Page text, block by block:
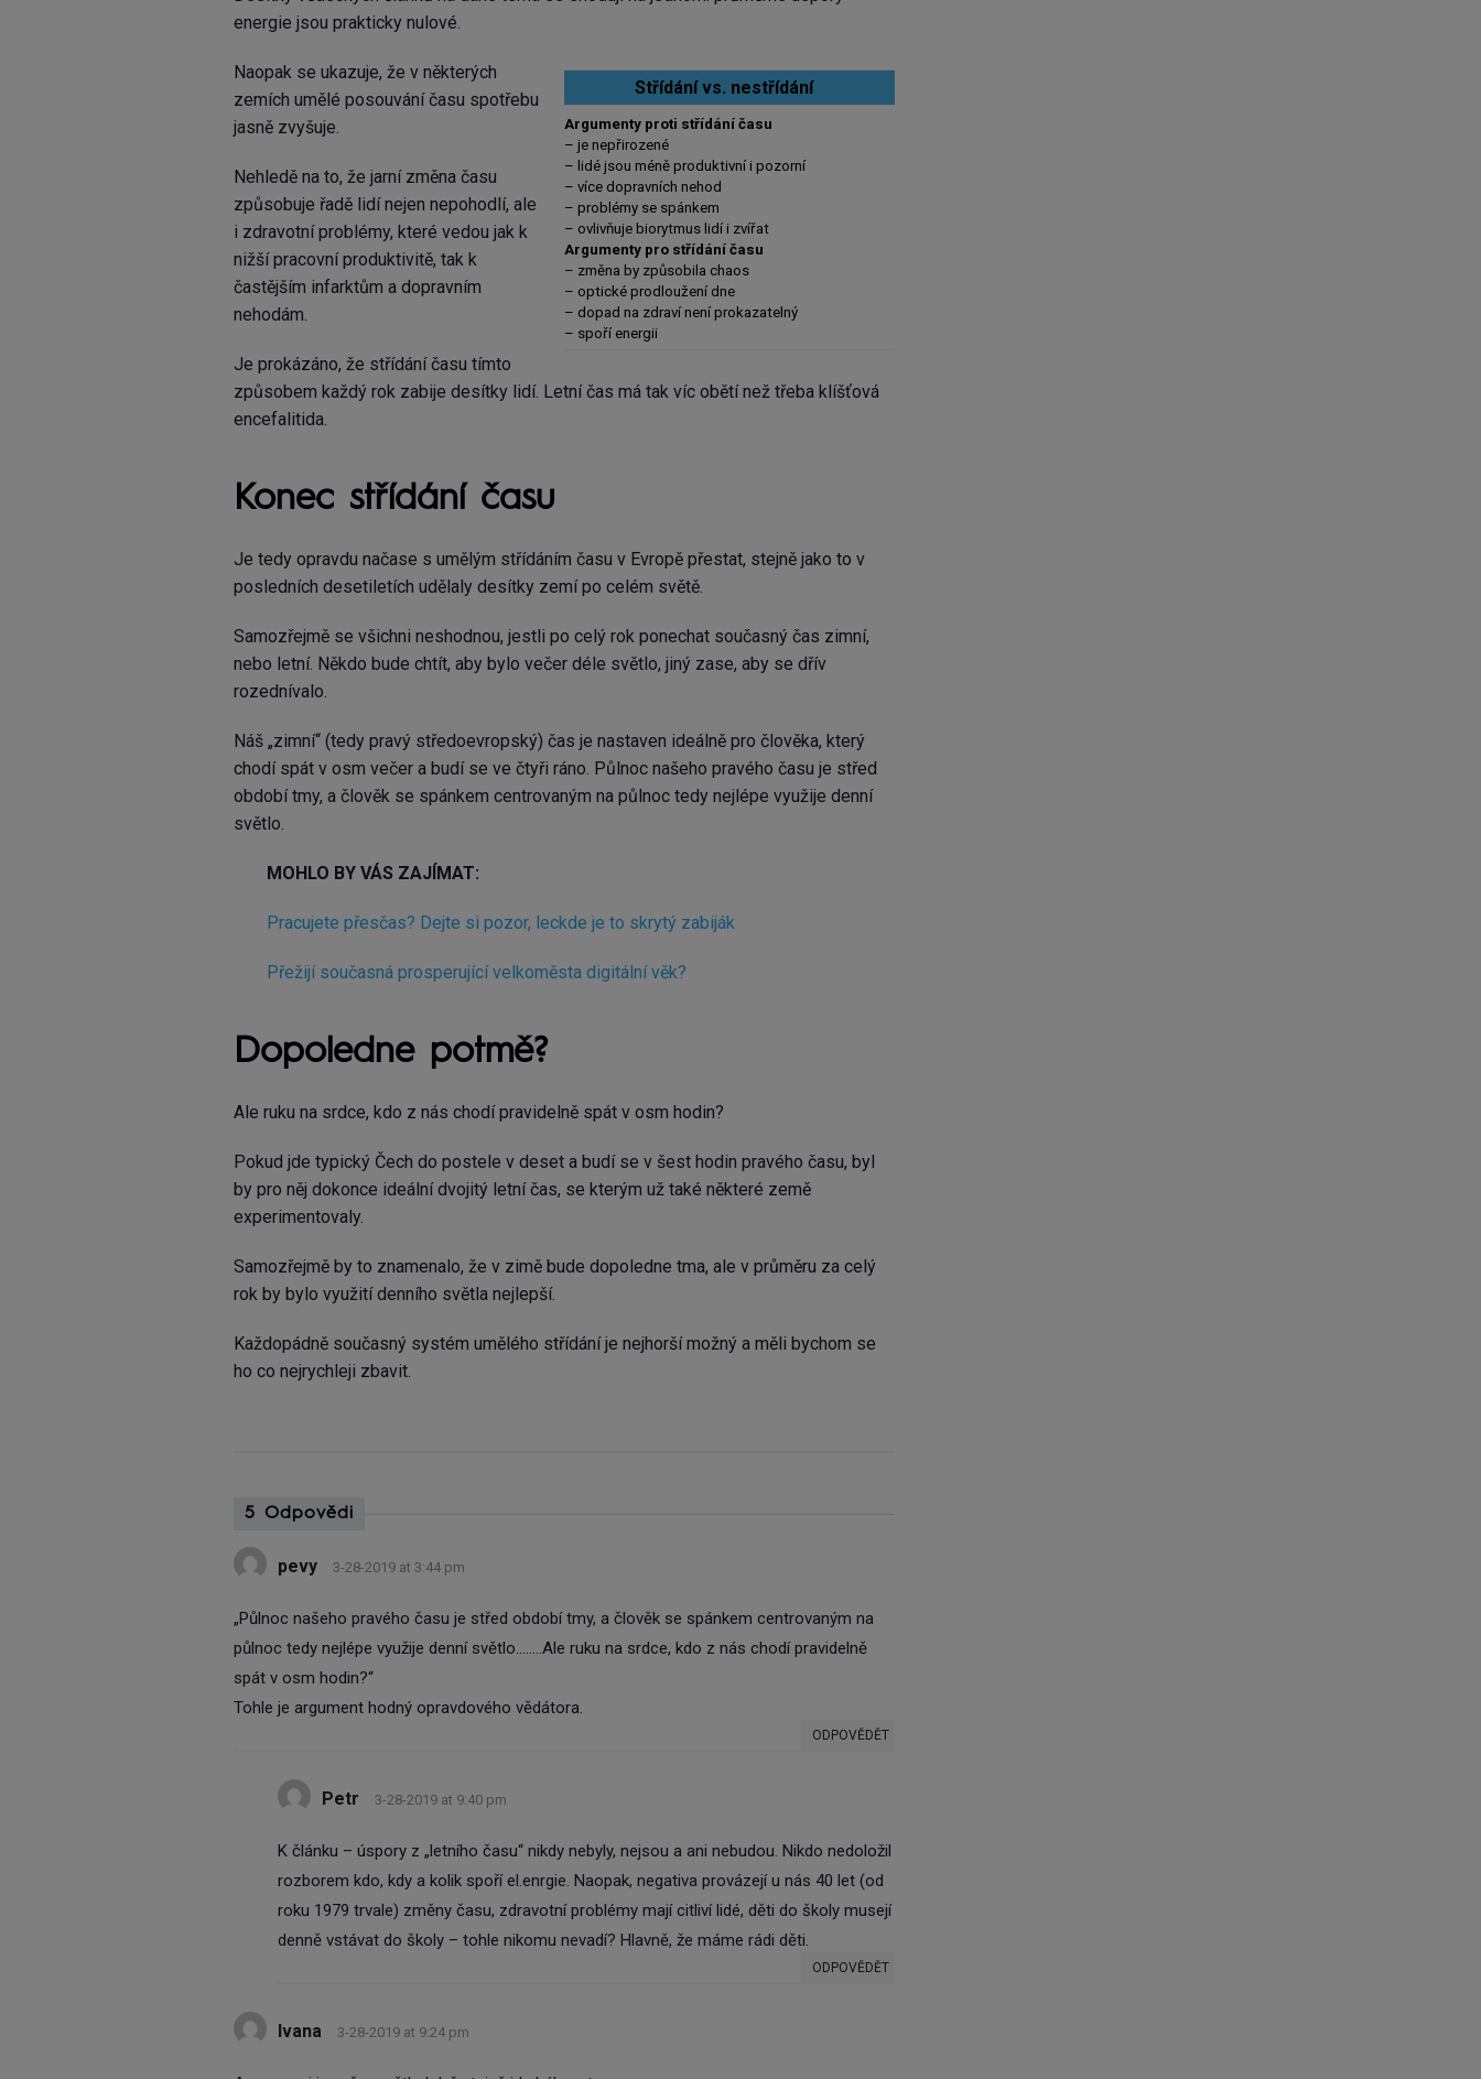
energie jsou prakticky nulové.
Střídání vs. nestřídání
Argumenty proti střídání času
– je nepřirozené
– lidé jsou méně produktivní i pozorní
– více dopravních nehod
– problémy se spánkem
– ovlivňuje biorytmus lidí i zvířat
Argumenty pro střídání času
– změna by způsobila chaos
– optické prodloužení dne
– dopad na zdraví není prokazatelný
– spoří energii
Naopak se ukazuje, že v některých
zemích umělé posouvání času spotřebu
jasně zvyšuje.
Nehledě na to, že jarní změna času
způsobuje řadě lidí nejen nepohodlí, ale
i zdravotní problémy, které vedou jak k
nižší pracovní produktivitě, tak k
častějším infarktům a dopravním
nehodám.
Je prokázáno, že střídání času tímto
způsobem každý rok zabije desítky lidí. Letní čas má tak víc obětí než třeba klíšťová
encefalitida.
Konec střídání času
Je tedy opravdu načase s umělým střídáním času v Evropě přestat, stejně jako to v
posledních desetiletích udělaly desítky zemí po celém světě.
Samozřejmě se všichni neshodnou, jestli po celý rok ponechat současný čas zimní,
nebo letní. Někdo bude chtít, aby bylo večer déle světlo, jiný zase, aby se dřív
rozednívalo.
Náš „zimní“ (tedy pravý středoevropský) čas je nastaven ideálně pro člověka, který
chodí spát v osm večer a budí se ve čtyři ráno. Půlnoc našeho pravého času je střed
období tmy, a člověk se spánkem centrovaným na půlnoc tedy nejlépe využije denní
světlo.
MOHLO BY VÁS ZAJÍMAT:
Pracujete přesčas? Dejte si pozor, leckde je to skrytý zabiják
Přežijí současná prosperující velkoměsta digitální věk?
Dopoledne potmě?
Ale ruku na srdce, kdo z nás chodí pravidelně spát v osm hodin?
Pokud jde typický Čech do postele v deset a budí se v šest hodin pravého času, byl
by pro něj dokonce ideální dvojitý letní čas, se kterým už také některé země
experimentovaly.
Samozřejmě by to znamenalo, že v zimě bude dopoledne tma, ale v průměru za celý
rok by bylo využití denního světla nejlepší.
Každopádně současný systém umělého střídání je nejhorší možný a měli bychom se
ho co nejrychleji zbavit.
5 Odpovědi
pevy 3-28-2019 at 3:44 pm
„Půlnoc našeho pravého času je střed období tmy, a člověk se spánkem centrovaným na
půlnoc tedy nejlépe využije denní světlo……..Ale ruku na srdce, kdo z nás chodí pravidelně
spát v osm hodin?“
Tohle je argument hodný opravdového vědátora.
ODPOVĚDĚT
Petr 3-28-2019 at 9:40 pm
K článku – úspory z „letního času“ nikdy nebyly, nejsou a ani nebudou. Nikdo nedoložil
rozborem kdo, kdy a kolik spoří el.enrgie. Naopak, negativa provázejí u nás 40 let (od
roku 1979 trvale) změny času, zdravotní problémy mají citliví lidé, děti do školy musejí
denně vstávat do školy – tohle nikomu nevadí? Hlavně, že máme rádi děti.
ODPOVĚDĚT
Ivana 3-28-2019 at 9:24 pm